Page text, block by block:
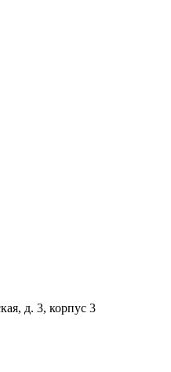
д. 3, корпус 3